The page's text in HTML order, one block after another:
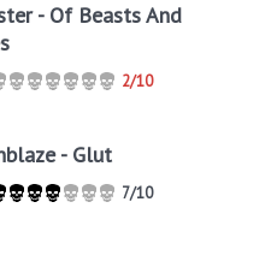
- Of Beasts And
2/10
- Glut
7/10